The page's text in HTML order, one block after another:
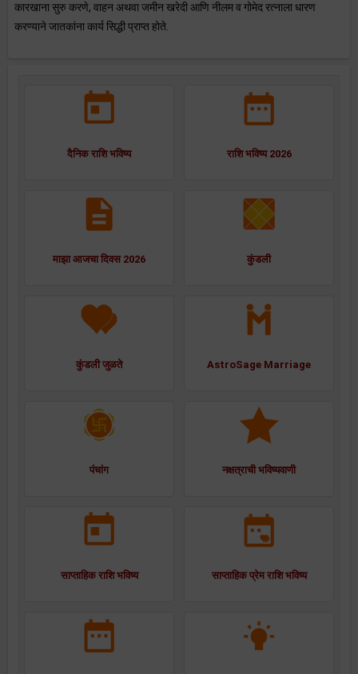
कारखाना सुरु करणे, वाहन अथवा जमीन खरेदी आणि नीलम व गोमेद रत्नाला धारण
करण्याने जातकांना कार्य सिद्धी प्राप्त होते.
दैनिक राशि भविष्य राशि भविष्य 2026
माझा आजचा दिवस 2026 कुंडली
कुंडली जुळते AstroSage Marriage
पंचांग नक्षत्राची भविष्यवाणी
साप्ताहिक राशि भविष्य साप्ताहिक प्रेम राशि भविष्य